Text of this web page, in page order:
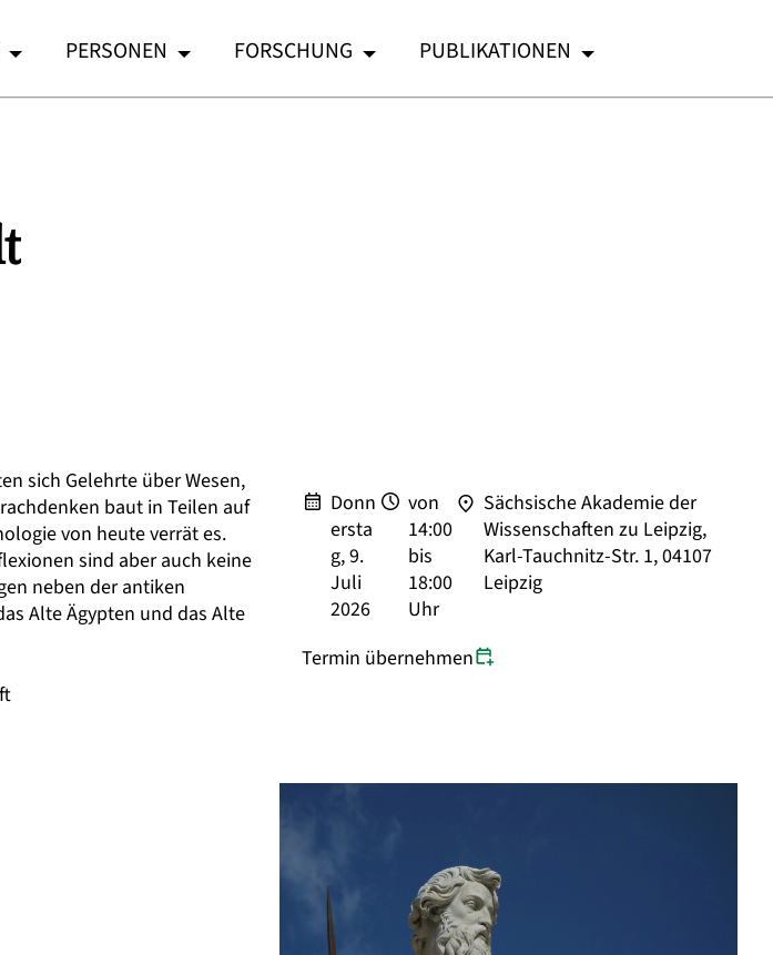
PERSONEN FORSCHUNG PUBLIKATIONEN
sich Gelehrte über Wesen,
baut in Teilen auf
von heute verrät es.
sind aber auch keine
neben der antiken
Alte Ägypten und das Alte
Donn
ersta
g, 9.
Juli
2026
von
14:00
bis
18:00
Uhr
Sächsische Akademie der
Wissenschaften zu Leipzig,
Karl-Tauchnitz-Str. 1, 04107
Leipzig
Termin übernehmen